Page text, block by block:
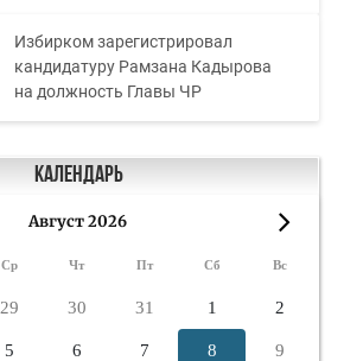
Избирком зарегистрировал
кандидатуру Рамзана Кадырова
на должность Главы ЧР
Календарь
Август 2026
Ср Чт Пт Сб Вс
29 30 31 1 2
5 6 7 8 9